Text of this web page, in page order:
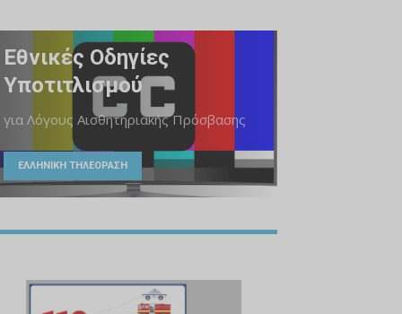
Εθνικές Οδηγίες
Υποτιτλισμού
για Λόγους Αισθητηριακής Πρόσβασης
ΕΛΛΗΝΙΚΗ ΤΗΛΕΟΡΑΣΗ